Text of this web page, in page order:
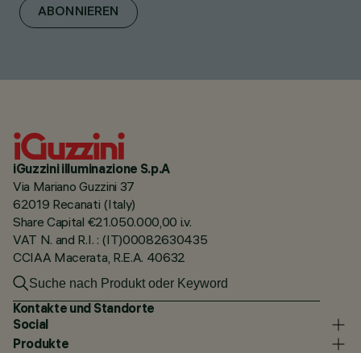
ABONNIEREN
iGuzzini illuminazione S.p.A
Via Mariano Guzzini 37
62019 Recanati (Italy)
Share Capital €21.050.000,00 i.v.
VAT N. and R.I. : (IT)00082630435
CCIAA Macerata, R.E.A. 40632
Kontakte und Standorte
Social
Produkte